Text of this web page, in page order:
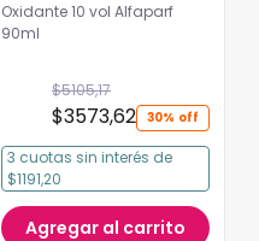
Oxidante 10 vol Alfaparf
90ml
30%
$5105,17
$3573,62
3 cuotas sin interés de
$1191,20
Agregar al carrito